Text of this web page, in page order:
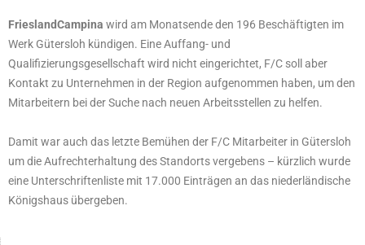
FrieslandCampina wird am Monatsende den 196 Beschäftigten im
Werk Gütersloh kündigen. Eine Auffang- und
Qualifizierungsgesellschaft wird nicht eingerichtet, F/C soll aber
Kontakt zu Unternehmen in der Region aufgenommen haben, um den
Mitarbeitern bei der Suche nach neuen Arbeitsstellen zu helfen.
Damit war auch das letzte Bemühen der F/C Mitarbeiter in Gütersloh
um die Aufrechterhaltung des Standorts vergebens – kürzlich wurde
eine Unterschriftenliste mit 17.000 Einträgen an das niederländische
Königshaus übergeben.